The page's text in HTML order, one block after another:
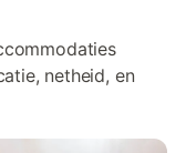
netheid, en